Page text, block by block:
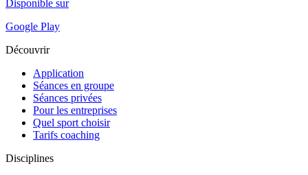
Disponible sur
Google Play
Découvrir
Application
Séances en groupe
Séances privées
Pour les entreprises
Quel sport choisir
Tarifs coaching
Disciplines